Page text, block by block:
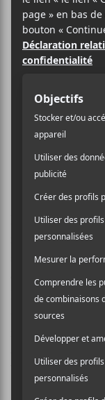
Lumos
pour une
une
les talents
Montréal.
le samedi
partir de 21h.
L’évènement
montréalais qui
style,
cherchent à
KaMa, Nawfal,
Choses, Tisha,
feu pour les
que Hakey Law
billets sont